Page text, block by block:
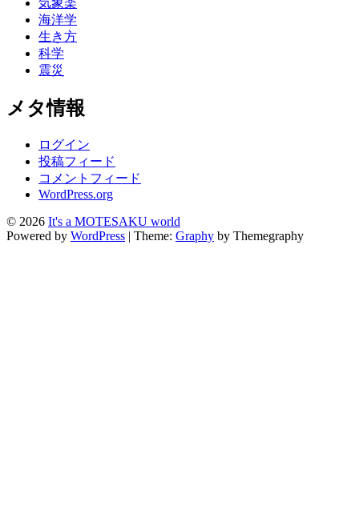
気象楽
海洋学
生き方
科学
震災
メタ情報
ログイン
投稿フィード
コメントフィード
WordPress.org
© 2026 It's a MOTESAKU world
Powered by WordPress | Theme: Graphy by Themegraphy